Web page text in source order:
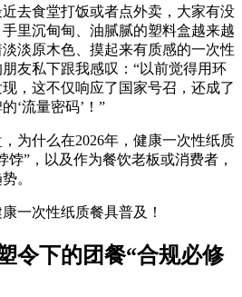
去食堂打饭或者点外卖，大家有没
里沉甸甸、油腻腻的塑料盒越来越
淡原木色、摸起来有质感的一次性
友私下跟我感叹：“以前觉得用环
，这不仅响应了国家号召，还成了
‘流量密码’！”
为什么在2026年，健康一次性纸质
饽”，以及作为餐饮老板或消费者，
。
令下的团餐“合规必修